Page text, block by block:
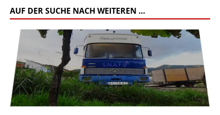
AUF DER SUCHE NACH WEITEREN …